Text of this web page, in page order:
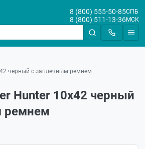
8 (800) 555-50-85СПБ
8 (800) 511-13-36МСК
черный с заплечным ремнем
Hunter 10x42 черный
ремнем